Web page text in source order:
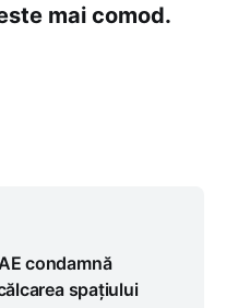
mai comod.
condamnă
spațiului